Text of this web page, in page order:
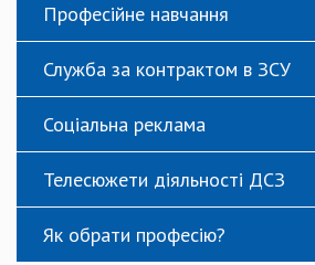
Професійне навчання
Служба за контрактом в ЗСУ
Соціальна реклама
Телесюжети діяльності ДСЗ
Як обрати професію?